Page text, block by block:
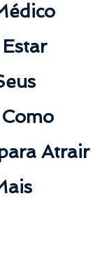
Atrair